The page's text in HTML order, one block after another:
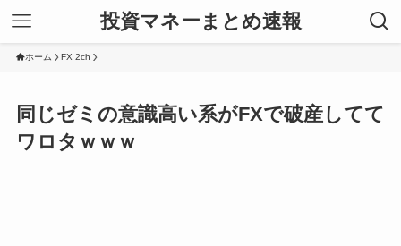
投資マネーまとめ速報
ホーム FX 2ch
同じゼミの意識高い系がFXで破産してて
ワロタｗｗｗ